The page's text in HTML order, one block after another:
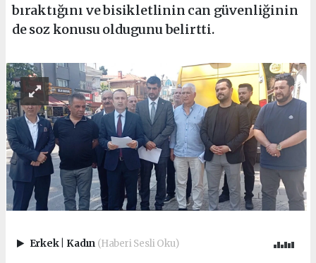
bıraktığını ve bisikletlinin can güvenliğinin
de soz konusu oldugunu belirtti.
Erkek Kadın (Haberi Sesli Oku)